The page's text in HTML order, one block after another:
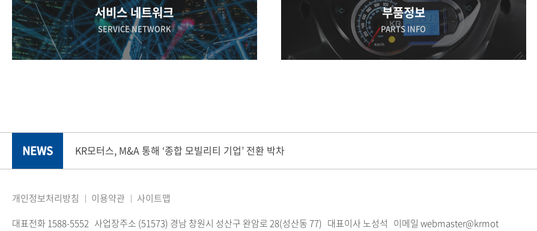
서비스 네트워크
SERVICE NETWORK
부품정보
PARTS INFO
NEWS KR모터스, M&A 통해 ‘종합 모빌리티 기업’ 전환 박차
개인정보처리방침 이용약관
사이트맵
대표전화 1588-5552 사업장주소 (51573) 경남 창원시 성산구 완암로 28(성산동 77) 대표이사 노성석 이메일 webmaster@krmot